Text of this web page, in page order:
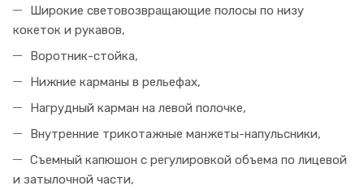
Широкие световозвращающие полосы по низу
кокеток и рукавов,
Воротник-стойка,
Нижние карманы в рельефах,
Нагрудный карман на левой полочке,
Внутренние трикотажные манжеты-напульсники,
Съемный капюшон с регулировкой объема по лицевой
и затылочной части,